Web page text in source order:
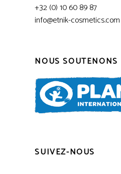
+32 (0) 10 60 89 87
info@etnik-cosmetics.com
NOUS SOUTENONS
SUIVEZ-NOUS